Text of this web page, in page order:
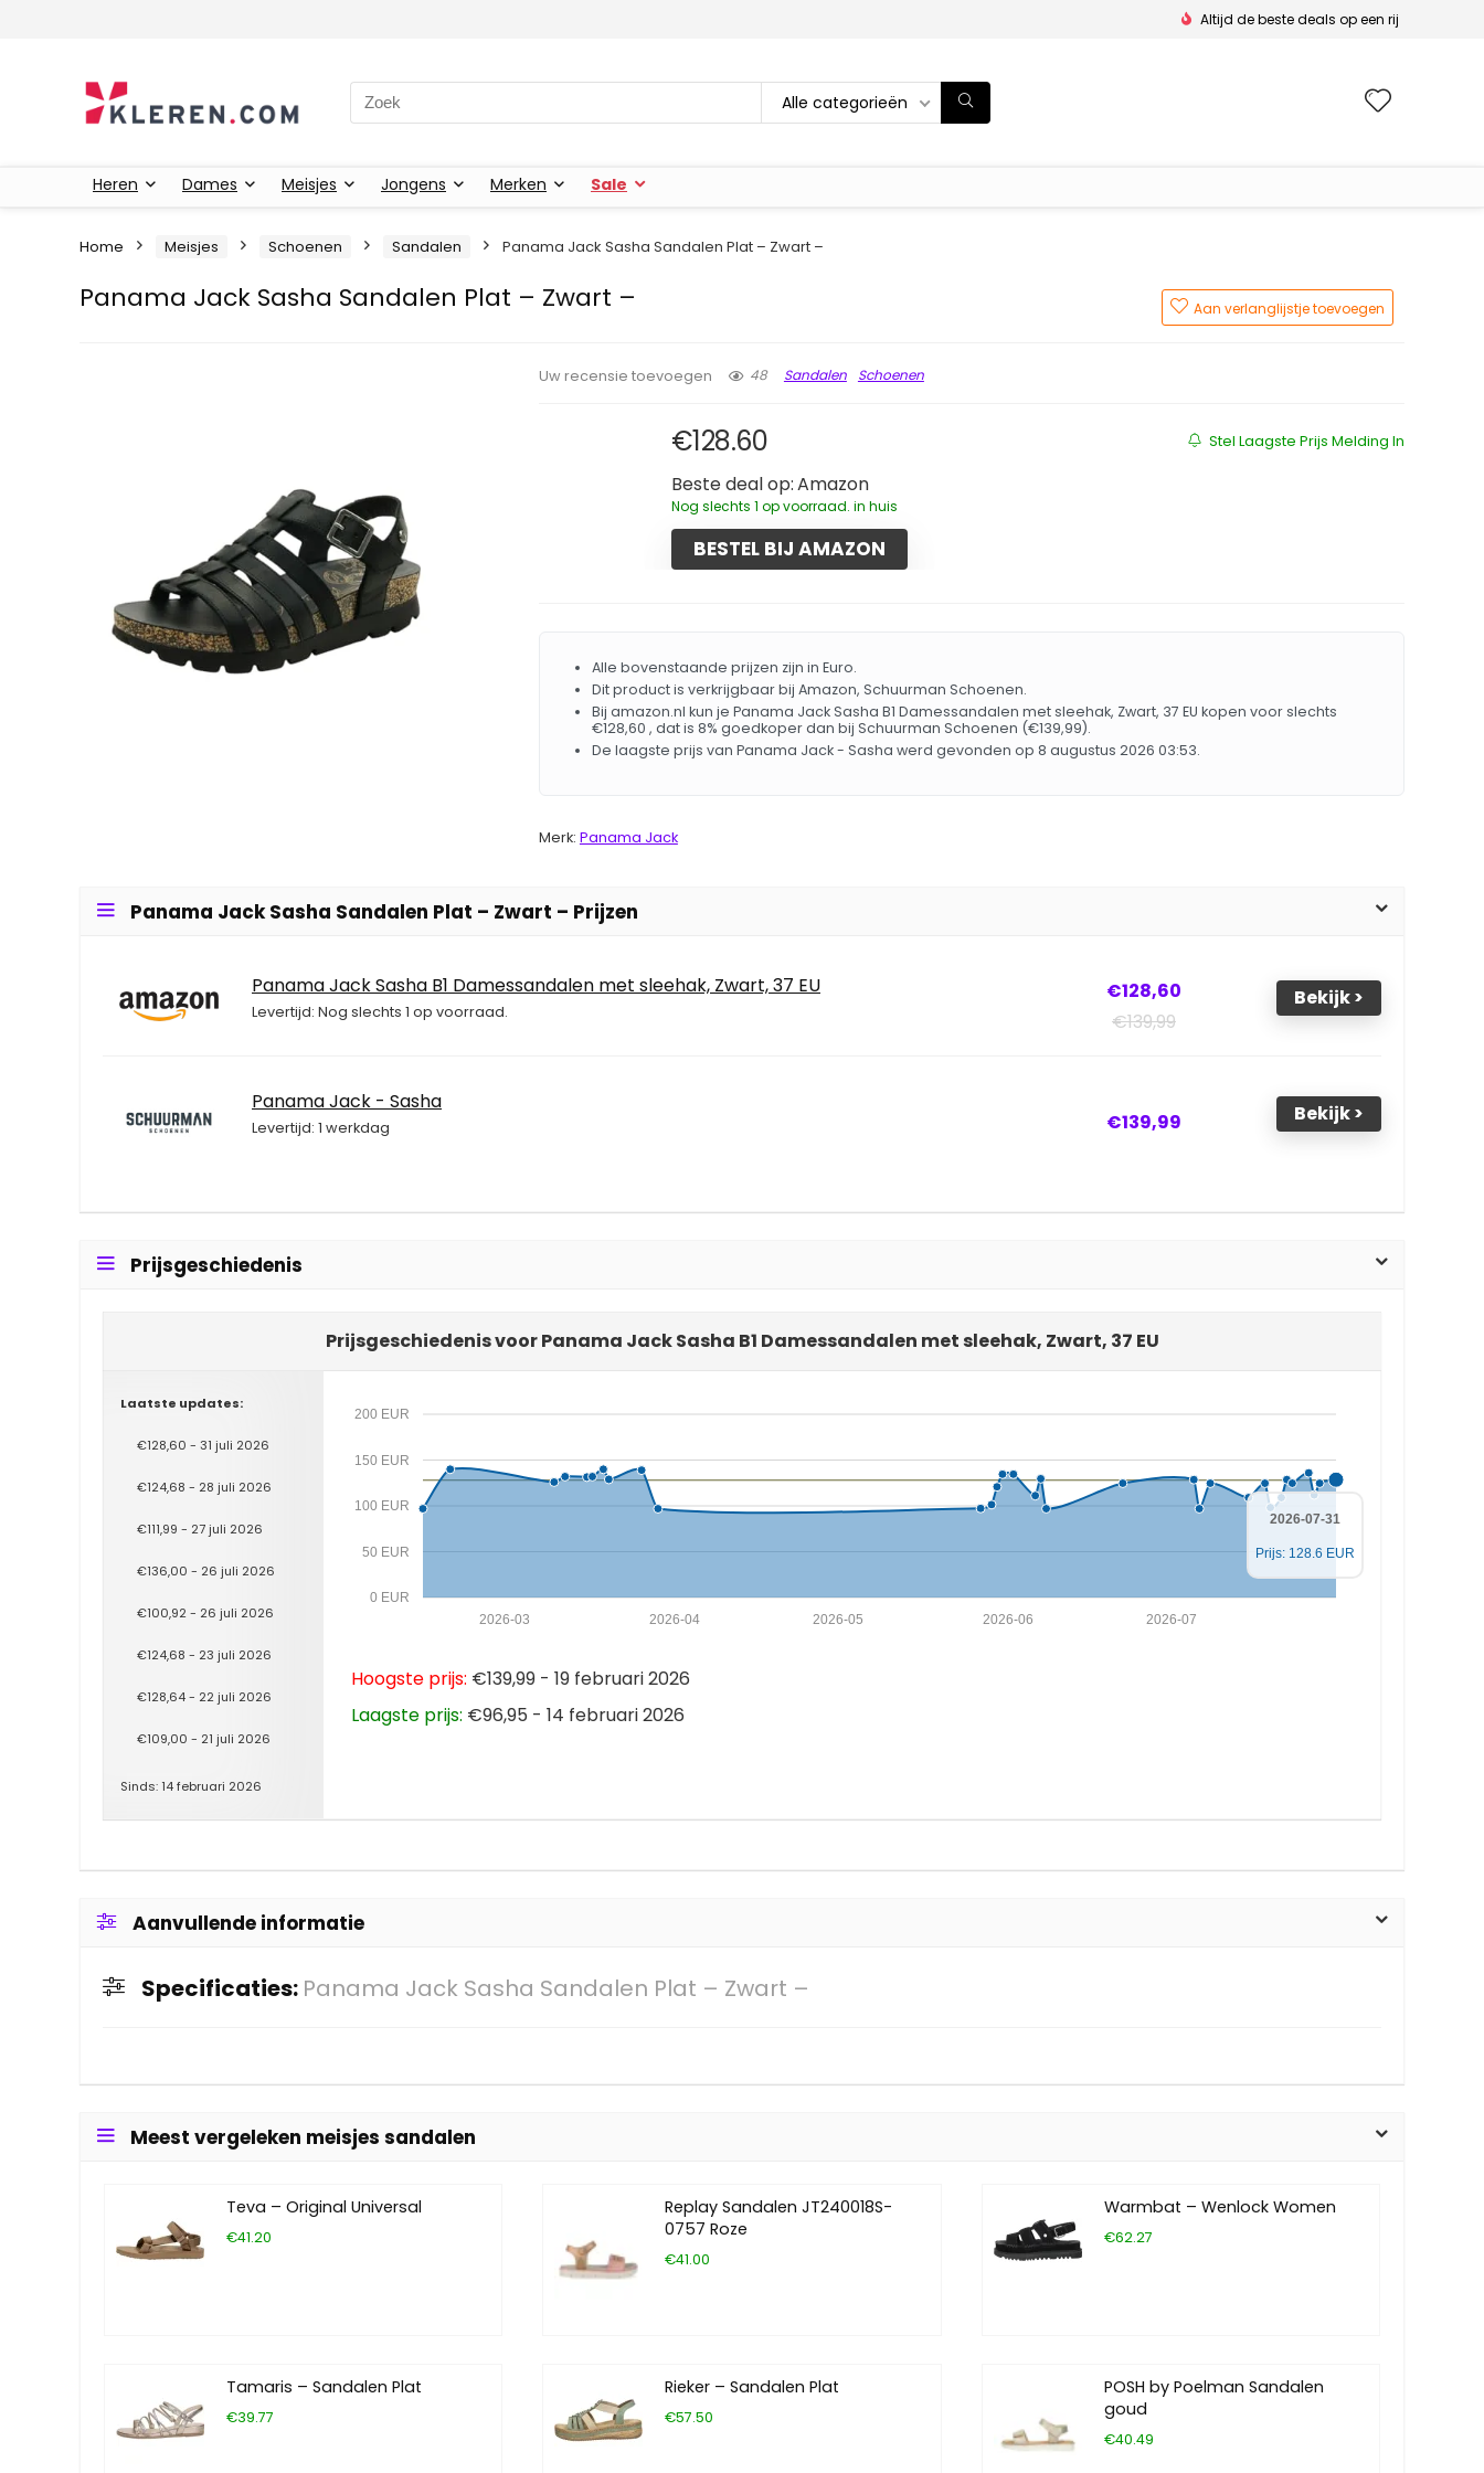
Altijd de beste deals op een rij
Zoeken naar: Alle categorieën
Heren Dames Meisjes Jongens Merken Sale
Home Meisjes Schoenen Sandalen Panama Jack Sasha Sandalen Plat – Zwart –
Panama Jack Sasha Sandalen Plat – Zwart – Aan verlanglijstje toevoegen
Uw recensie toevoegen 48 Sandalen Schoenen
Stel Laagste Prijs Melding In
€128.60
Beste deal op: Amazon
Nog slechts 1 op voorraad. in huis
BESTEL BIJ AMAZON
Alle bovenstaande prijzen zijn in Euro.
Dit product is verkrijgbaar bij Amazon, Schuurman Schoenen.
Bij amazon.nl kun je Panama Jack Sasha B1 Damessandalen met sleehak, Zwart, 37 EU kopen voor slechts
€128,60 , dat is 8% goedkoper dan bij Schuurman Schoenen (€139,99).
De laagste prijs van Panama Jack - Sasha werd gevonden op 8 augustus 2026 03:53.
Merk: Panama Jack
Panama Jack Sasha Sandalen Plat – Zwart – Prijzen
Panama Jack Sasha B1 Damessandalen met sleehak, Zwart, 37 EU
Levertijd: Nog slechts 1 op voorraad.
€128,60
€139,99
Bekijk >
Panama Jack - Sasha
Levertijd: 1 werkdag €139,99 Bekijk >
Prijsgeschiedenis
Prijsgeschiedenis voor Panama Jack Sasha B1 Damessandalen met sleehak, Zwart, 37 EU
Laatste updates:
€128,60 - 31 juli 2026
€124,68 - 28 juli 2026
€111,99 - 27 juli 2026
€136,00 - 26 juli 2026
€100,92 - 26 juli 2026
€124,68 - 23 juli 2026
€128,64 - 22 juli 2026
€109,00 - 21 juli 2026
Sinds: 14 februari 2026
0 EUR
50 EUR
100 EUR
150 EUR
200 EUR
2026-07
2026-06
2026-05
2026-04
2026-03
2026-07-31
Prijs: 128.6 EUR
Hoogste prijs: €139,99 - 19 februari 2026
Laagste prijs: €96,95 - 14 februari 2026
Aanvullende informatie
Specificaties: Panama Jack Sasha Sandalen Plat – Zwart –
Meest vergeleken meisjes sandalen
Teva – Original Universal
€41.20
Replay Sandalen JT240018S-
0757 Roze
€41.00
Warmbat – Wenlock Women
€62.27
Tamaris – Sandalen Plat
€39.77
Rieker – Sandalen Plat
€57.50
POSH by Poelman Sandalen
goud
€40.49